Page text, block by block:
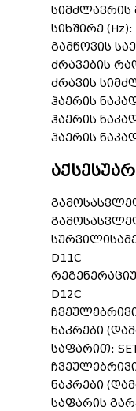
სიმძლავრის
სიხშირე (Hz):
გამწოვის
ძრავების
ძრავის
ჰაერის
ჰაერის
ჰაერის
D11C
D12C
ნაკრები
საფარით:
ნაკრები
საფარის